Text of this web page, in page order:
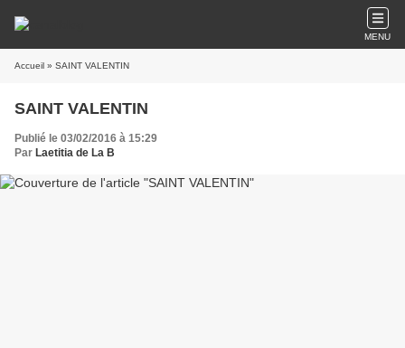
MENU
Accueil » SAINT VALENTIN
SAINT VALENTIN
Publié le 03/02/2016 à 15:29
Par Laetitia de La B